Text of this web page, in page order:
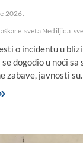
2026.
sveta Nediljica
o incidentu u
dogodio u noći
zabave, javnosti